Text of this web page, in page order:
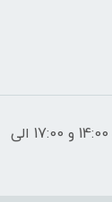
ساعات پاسخگویی: فقط روزهای غیر تعطیل از ساعت 10:00 الی 14:00 و 17:00 الی